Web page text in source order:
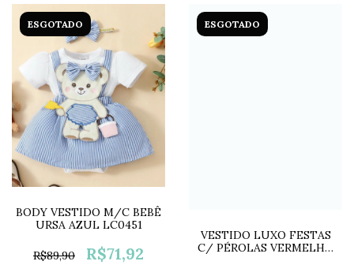
ESGOTADO
BODY VESTIDO M/C BEBÊ
URSA AZUL LC0451
R$89,90 R$71,92
ESGOTADO
VESTIDO LUXO FESTAS
C/ PÉROLAS VERMELHO